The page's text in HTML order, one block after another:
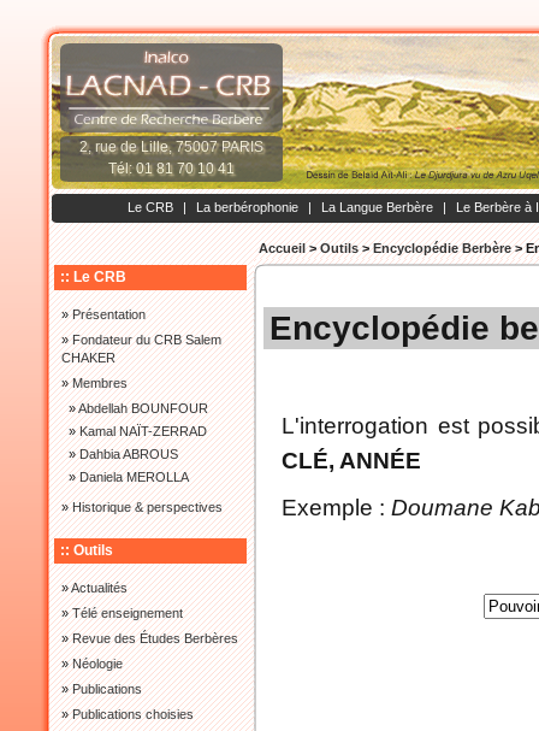
2, rue de Lille, 75007 PARIS
Tél: 01 81 70 10 41
Le CRB | La berbérophonie | La Langue Berbère | Le Berbère à
Accueil>Outils>Encyclopédie Berbère>
:: Le CRB
»Présentation
»Fondateur du CRB Salem
CHAKER
»Membres
»Abdellah BOUNFOUR
»Kamal NAÏT-ZERRAD
»Dahbia ABROUS
»Daniela MEROLLA
»Historique & perspectives
:: Outils
»Actualités
»Télé enseignement
»Revue des Études Berbères
»Néologie
»Publications
»Publications choisies
Encyclopédie
L'interrogation est
CLÉ, ANNÉE
Exemple : Doumane